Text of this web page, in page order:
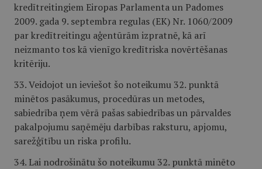
kredītreitingiem Eiropas Parlamenta un Padomes
2009. gada 9. septembra regulas (EK) Nr. 1060/2009
par kredītreitingu aģentūrām izpratnē, kā arī
neizmanto tos kā vienīgo kredītriska novērtēšanas
kritēriju.
33. Veidojot un ieviešot šo noteikumu 32. punktā
minētos pasākumus, procedūras un metodes,
sabiedrība ņem vērā pašas sabiedrības un pārvaldes
pakalpojumu saņēmēju darbības raksturu, apjomu,
sarežģītību un riska profilu.
34. Lai nodrošinātu šo noteikumu 32. punktā minēto